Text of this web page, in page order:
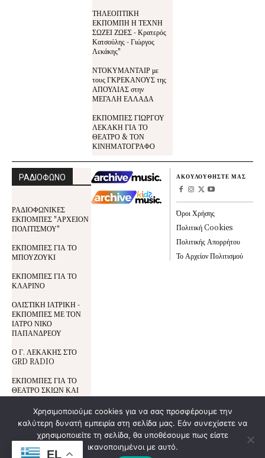
ΤΗΛΕΟΠΤΙΚΗ
ΕΚΠΟΜΠΗ Η ΤΕΧΝΗ
ΣΩΖΕΙ ΖΩΕΣ - Κρατερός
Κατσούλης - Γιώργος
Λεκάκης"
ΝΤΟΚΥΜΑΝΤΑΙΡ με
τους ΓΚΡΕΚΑΝΟΥΣ της
ΑΠΟΥΛΙΑΣ στην
ΜΕΓΑΛΗ ΕΛΛΑΔΑ
ΕΚΠΟΜΠΕΣ ΓΙΩΡΓΟΥ
ΛΕΚΑΚΗ ΓΙΑ ΤΟ
ΘΕΑΤΡΟ & ΤΟΝ
ΚΙΝΗΜΑΤΟΓΡΑΦΟ
ΡΑΔΙΟΦΩΝΟ
ΡΑΔΙΟΦΩΝΙΚΕΣ
ΕΚΠΟΜΠΕΣ "ΑΡΧΕΙΟΝ
ΠΟΛΙΤΙΣΜΟΥ"
ΕΚΠΟΜΠΕΣ ΓΙΑ ΤΟ
ΜΠΟΥΖΟΥΚΙ
ΕΚΠΟΜΠΕΣ ΓΙΑ ΤΟ
ΚΛΑΡΙΝΟ
ΟΛΙΣΤΙΚΗ ΙΑΤΡΙΚΗ -
ΕΚΠΟΜΠΕΣ ΜΕ ΤΟΝ
ΙΑΤΡΟ ΝΙΚΟ
ΠΑΠΑΝΔΡΕΟΥ
Ο Γ. ΛΕΚΑΚΗΣ ΣΤΟ
GRD RADIO
ΕΚΠΟΜΠΕΣ ΓΙΑ ΤΟ
ΘΕΑΤΡΟ ΣΚΙΩΝ ΚΑΙ
ΤΟΝ ΚΑΡΑΓΚΙΟΖΗ
ΑΚΟΥΛΟΥΘΗΣΤΕ ΜΑΣ
Όροι Χρήσης
Πολιτική Cookies
Πολιτικής Απορρήτου
Το Αρχείον Πολιτισμού
© All Rights Reserved | Development By
DoSmart.gr| Supported By Wideview
Entertainment
Όροι Χρήσης
Προστασία Δεδομένων
EL
Χρησιμοποιούμε cookies για να σας προσφέρουμε την
καλύτερη δυνατή εμπειρία στη σελίδα μας. Εάν συνεχίσετε να
χρησιμοποιείτε τη σελίδα, θα υποθέσουμε πως είστε
ικανοποιημένοι με αυτό.